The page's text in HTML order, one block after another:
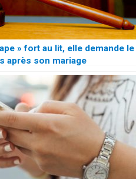
» fort au lit, elle demande le
après son mariage